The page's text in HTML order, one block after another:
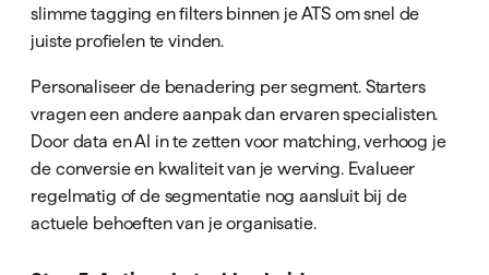
slimme tagging en filters binnen je ATS om snel de
juiste profielen te vinden.
Personaliseer de benadering per segment. Starters
vragen een andere aanpak dan ervaren specialisten.
Door data en AI in te zetten voor matching, verhoog je
de conversie en kwaliteit van je werving. Evalueer
regelmatig of de segmentatie nog aansluit bij de
actuele behoeften van je organisatie.